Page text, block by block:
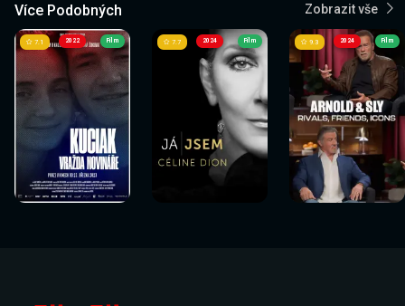
Více Podobných Zobrazit vše
2022
Sledovat
nyní
7.1 Film
Sledovat
nyní
2024
Sledovat
7.7 Film
Sledovat
2024
Sledovat
nyní
9.3 Film
Sledovat
nyní